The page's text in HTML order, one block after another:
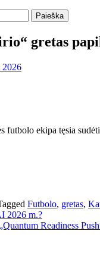
gretas
2026
futbolo ekipa tęsia
Futbolo, gretas,
2026 m.?
Readiness